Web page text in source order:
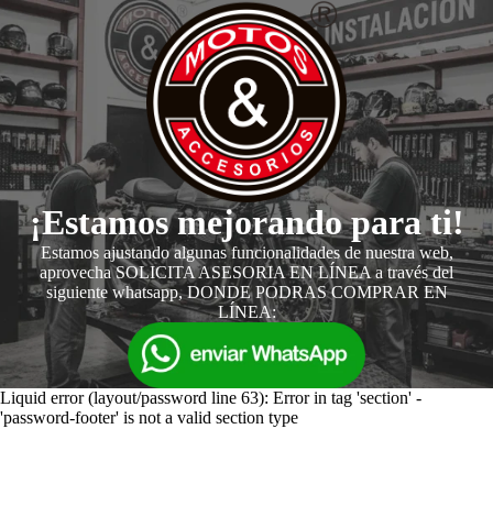
¡Estamos mejorando para ti!
Estamos ajustando algunas funcionalidades de nuestra web,
aprovecha SOLICITA ASESORIA EN LÍNEA a través del
siguiente whatsapp, DONDE PODRAS COMPRAR EN
LÍNEA:
Liquid error (layout/password line 63): Error in tag 'section' -
'password-footer' is not a valid section type